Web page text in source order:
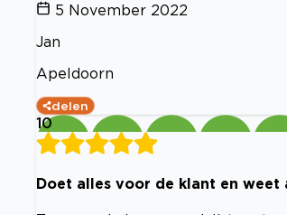
5 November 2022
Jan
Apeldoorn
delen
10
Doet alles voor de klant en weet